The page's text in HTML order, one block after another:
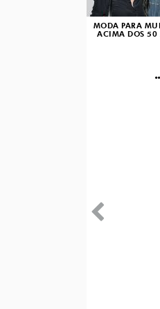
MODA PARA
ACIMA DOS 50